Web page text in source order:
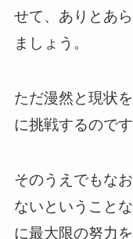
せて、ありとあ
ましょう。
ただ漫然と現状
に挑戦するのです
そのうえでもな
ないということ
に最大限の努力を